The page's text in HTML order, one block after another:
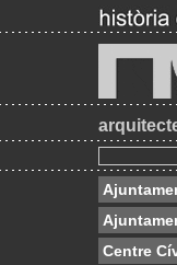
Centre